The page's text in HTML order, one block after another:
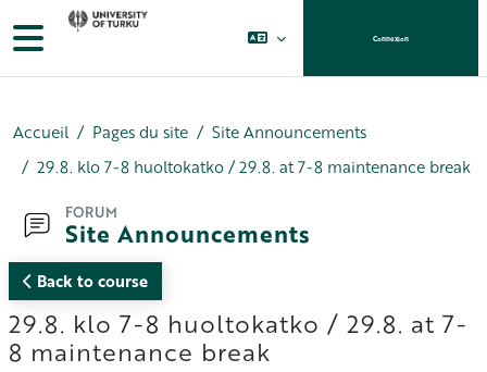
Passer au contenu principal
Panneau latéral Connexion
Accueil Pages du site
Site Announcements
29.8. klo 7-8 huoltokatko / 29.8. at 7-8 maintenance break
FORUM
Site Announcements
Back to course
29.8. klo 7-8 huoltokatko / 29.8. at 7-
8 maintenance break